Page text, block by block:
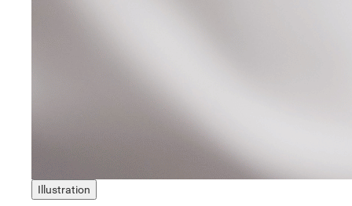
Illustration